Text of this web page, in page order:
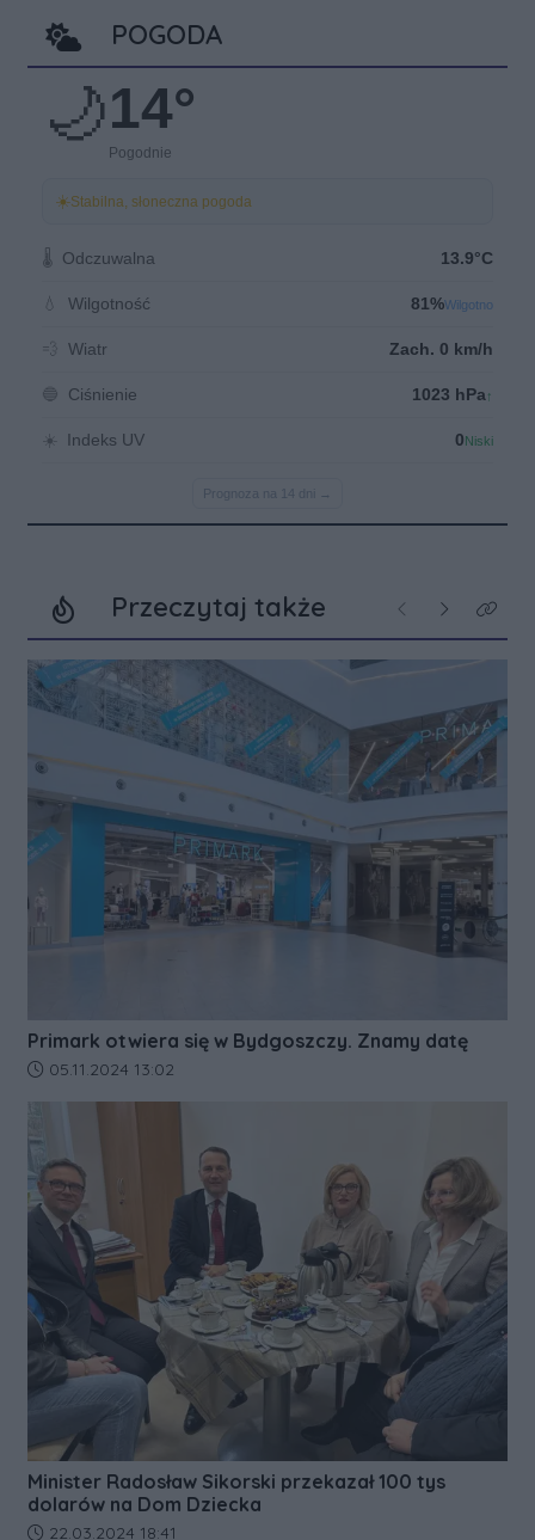
POGODA
Przeczytaj także Poprzednie
NastępneKliknij
Primark otwiera się w Bydgoszczy. Znamy datę
Data dodania artykułu:
05.11.2024 13:02
Minister Radosław Sikorski przekazał 100 tys
dolarów na Dom Dziecka
Data dodania artykułu:
22.03.2024 18:41